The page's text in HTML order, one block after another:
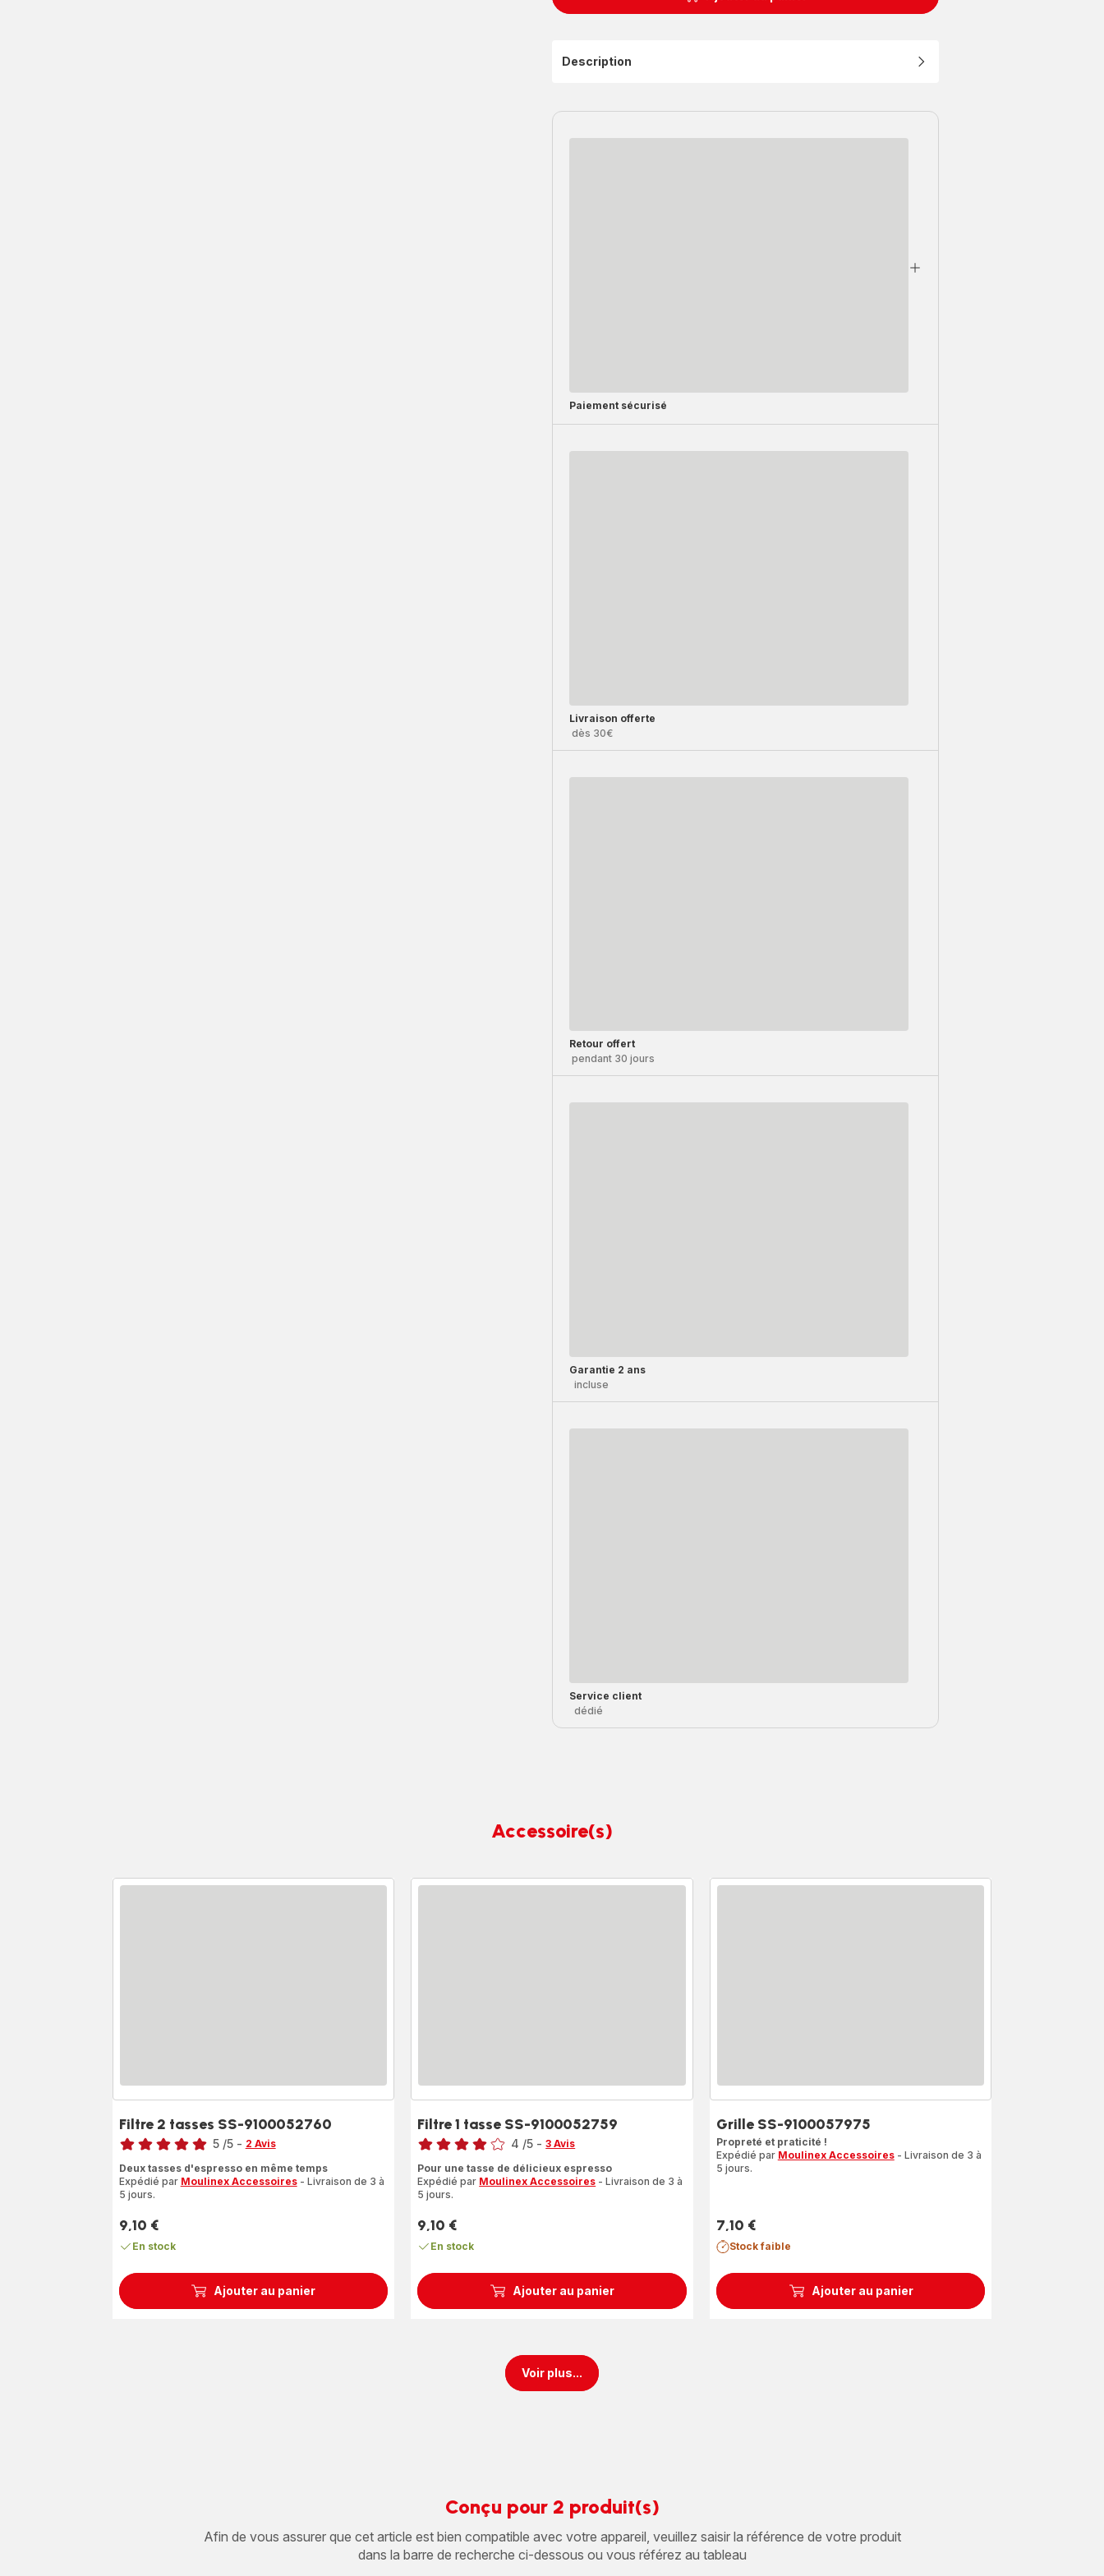
Description
Paiement sécurisé
Livraison offerte
dès 30€
Retour offert
pendant 30 jours
Garantie 2 ans
incluse
Service client
dédié
Accessoire(s)
Ajouter au panier
Filtre 2 tasses SS-9100052760
Note
5
étoiles
5 /5 - 2 Avis
Deux tasses d'espresso en même temps
Expédié par Moulinex Accessoires- Livraison de 3 à
5 jours.
Prix
9,10 €
En stock
Ajouter au panier
Filtre 1 tasse SS-9100052759
Note
4
étoiles
4 /5 - 3 Avis
Pour une tasse de délicieux espresso
Expédié par Moulinex Accessoires - Livraison de 3 à
5 jours.
Prix
9,10 €
En stock
Ajouter au panier
Grille SS-9100057975
Propreté et praticité !
Expédié par Moulinex Accessoires- Livraison de 3 à
5 jours.
Prix
7,10 €
Stock faible
Voir plus...
Conçu pour 2 produit(s)
Afin de vous assurer que cet article est bien compatible avec votre appareil, veuillez saisir la référence de votre produit
dans la barre de recherche ci-dessous ou vous référez au tableau